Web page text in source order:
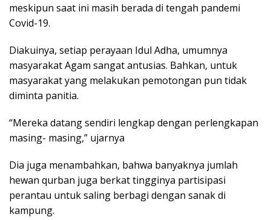
meskipun saat ini masih berada di tengah pandemi
Covid-19.
Diakuinya, setiap perayaan Idul Adha, umumnya
masyarakat Agam sangat antusias. Bahkan, untuk
masyarakat yang melakukan pemotongan pun tidak
diminta panitia.
“Mereka datang sendiri lengkap dengan perlengkapan
masing- masing,” ujarnya
Dia juga menambahkan, bahwa banyaknya jumlah
hewan qurban juga berkat tingginya partisipasi
perantau untuk saling berbagi dengan sanak di
kampung.